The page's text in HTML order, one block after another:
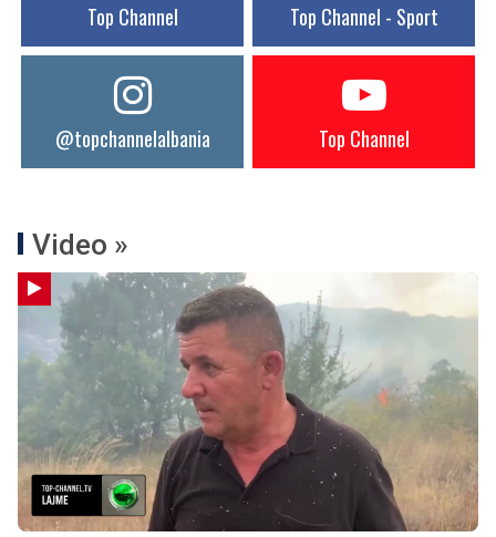
Top Channel Top Channel - Sport
@topchannelalbania Top Channel
Video »